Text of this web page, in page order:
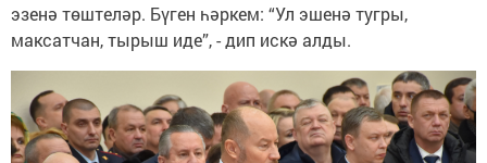
эзенә төштеләр. Бүген һәркем: “Ул эшенә тугры,
максатчан, тырыш иде”, - дип искә алды.